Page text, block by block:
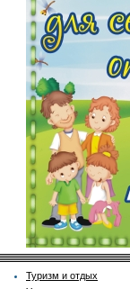
Туризм и отдых